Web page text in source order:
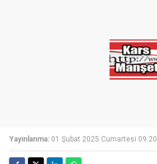
Yayınlanma: 01 Şubat 2025 Cumartesi 09:20